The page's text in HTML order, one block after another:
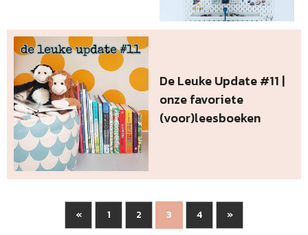
De Leuke Update #11 |
onze favoriete
(voor)leesboeken
« 1 2 3 4 »